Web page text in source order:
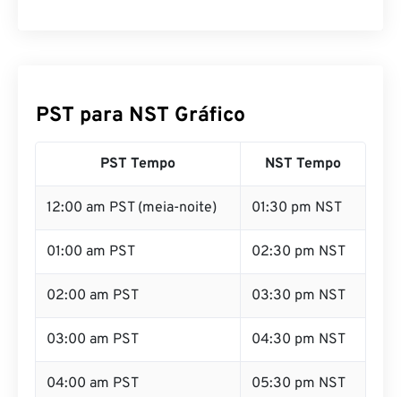
PST Tempo
12:00 am PST (meia-noite) 01:30 pm NST
01:00 am PST 02:30 pm NST
02:00 am PST 03:30 pm NST
03:00 am PST 04:30 pm NST
04:00 am PST 05:30 pm NST
05:00 am PST 06:30 pm NST